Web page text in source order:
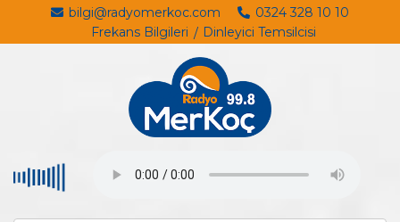
bilgi@radyomerkoc.com
0324 328 10 10
Frekans Bilgileri
Dinleyici Temsilcisi